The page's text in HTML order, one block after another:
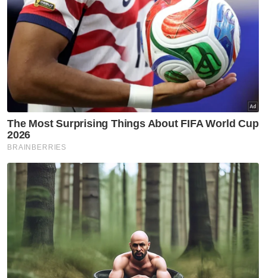
“Kita mengharapkan agar anak-anak muda ini
dapat membina projek legasi membawa nilai-
nilai mulia ke dalam keluarga, universiti,
organisasi, negeri dan negara.
“Program ini juga dapat membina kebaikan
dalam kumpulan masing-masing
berpandukan surah al-Jumuah,” ulasnya.